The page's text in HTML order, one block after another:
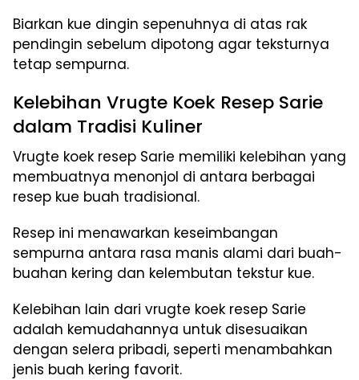
Biarkan kue dingin sepenuhnya di atas rak
pendingin sebelum dipotong agar teksturnya
tetap sempurna.
Kelebihan Vrugte Koek Resep Sarie
dalam Tradisi Kuliner
Vrugte koek resep Sarie memiliki kelebihan yang
membuatnya menonjol di antara berbagai
resep kue buah tradisional.
Resep ini menawarkan keseimbangan
sempurna antara rasa manis alami dari buah-
buahan kering dan kelembutan tekstur kue.
Kelebihan lain dari vrugte koek resep Sarie
adalah kemudahannya untuk disesuaikan
dengan selera pribadi, seperti menambahkan
jenis buah kering favorit.